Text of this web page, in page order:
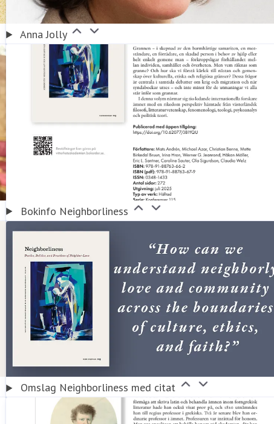
Anna Jolly
Bokinfo Neighborliness
Omslag Neighborliness med citat